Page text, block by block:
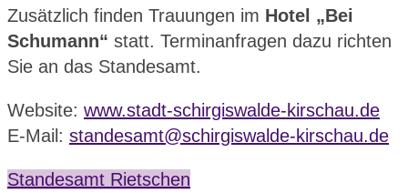
Zusätzlich finden Trauungen im Hotel „Bei
Schumann“ statt. Terminanfragen dazu richten
Sie an das Standesamt.
Website: www.stadt-schirgiswalde-kirschau.de
E-Mail: standesamt@schirgiswalde-kirschau.de
Standesamt Rietschen